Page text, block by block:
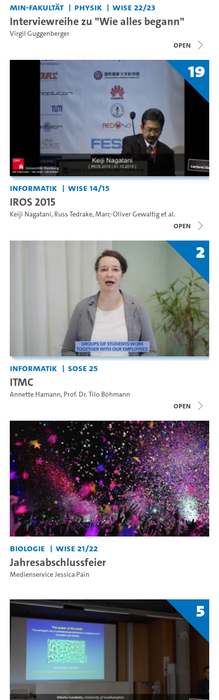
MIN-Fakultät
Physik WiSe 22/23
Interviewreihe zu "Wie alles begann"
Virgil Guggenberger
open
19
Informatik WiSe 14/15
IROS 2015
Keiji Nagatani, Russ Tedrake,Marc-Oliver Gewaltiget al.
open
2
Informatik SoSe 25
ITMC
Annette Hamann, Prof. Dr. Tilo Böhmann
open
Biologie WiSe 21/22
Jahresabschlussfeier
Medienservice Jessica Pain
5